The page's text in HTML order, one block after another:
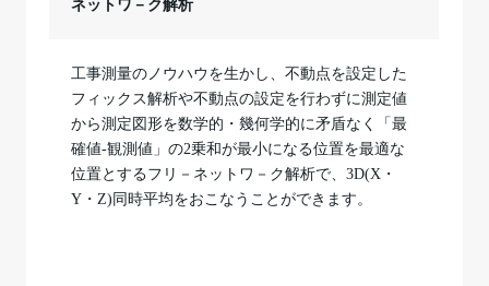
ネットワ－ク解析
工事測量のノウハウを生かし、不動点を設定した
フィックス解析や不動点の設定を行わずに測定値
から測定図形を数学的・幾何学的に矛盾なく「最
確値-観測値」の2乗和が最小になる位置を最適な
位置とするフリ－ネットワ－ク解析で、3D(X・
Y・Z)同時平均をおこなうことができます。